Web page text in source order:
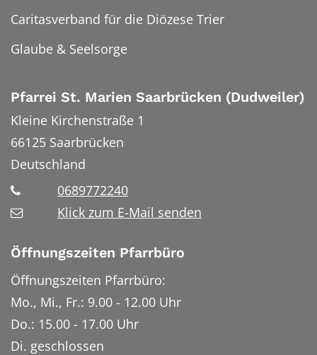
Caritasverband für die Diözese Trier
Glaube & Seelsorge
Pfarrei St. Marien Saarbrücken (Dudweiler)
Kleine Kirchenstraße 1
66125 Saarbrücken
Deutschland
0689772240
Klick zum E-Mail senden
Öffnungszeiten Pfarrbüro
Öffnungszeiten Pfarrbüro:
Mo., Mi., Fr.: 9.00 - 12.00 Uhr
Do.: 15.00 - 17.00 Uhr
Di. geschlossen